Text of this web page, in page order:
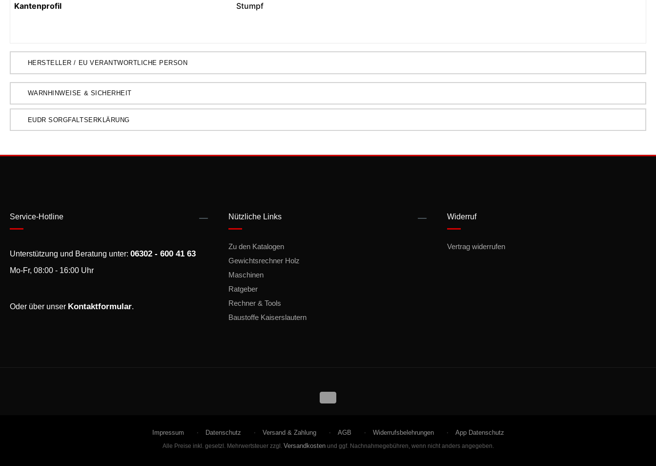
Kantenprofil Stumpf
HERSTELLER / EU VERANTWORTLICHE PERSON
WARNHINWEISE & SICHERHEIT
EUDR SORGFALTSERKLÄRUNG
Service-Hotline
Unterstützung und Beratung unter: 06302 - 600 41 63
Mo-Fr, 08:00 - 16:00 Uhr
Oder über unser Kontaktformular.
Nützliche Links
Zu den Katalogen
Gewichtsrechner Holz
Maschinen
Ratgeber
Rechner & Tools
Baustoffe Kaiserslautern
Widerruf
Vertrag widerrufen
Impressum Datenschutz Versand & Zahlung AGB Widerrufsbelehrungen App Datenschutz
Alle Preise inkl. gesetzl. Mehrwertsteuer zzgl. Versandkostenund ggf. Nachnahmegebühren, wenn nicht anders angegeben.